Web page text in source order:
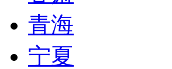
青海
宁夏